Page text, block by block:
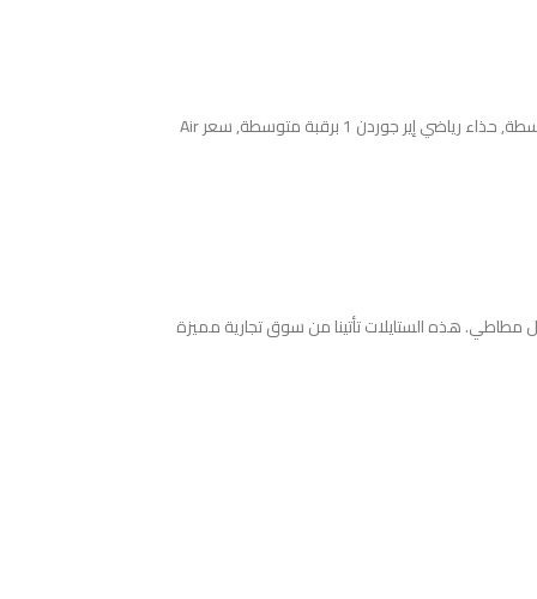
,حذاء رياضي إير جوردن 1 برقبة متوسطة , سعر Air
مطاطي. هذه الستايلات تأتينا من سوق تجارية مميزة